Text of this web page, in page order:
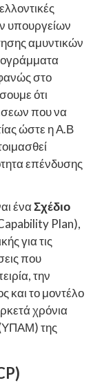
υπουργείων
αμυντικών
στο
ότι
που να
ώστε η Α.Β
επένδυσης
έναΣχέδιο
Plan),
για τις
που
την
και το μοντέλο
χρόνια
της